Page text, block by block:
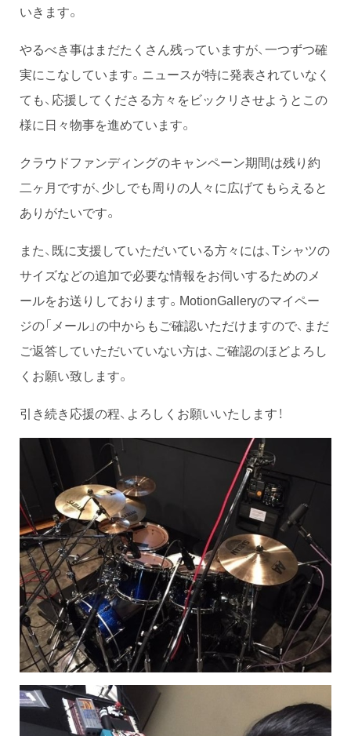
いきます。
やるべき事はまだたくさん残っていますが、一つずつ確
実にこなしています。ニュースが特に発表されていなく
ても、応援してくださる方々をビックリさせようとこの
様に日々物事を進めています。
クラウドファンディングのキャンペーン期間は残り約
二ヶ月ですが、少しでも周りの人々に広げてもらえると
ありがたいです。
また、既に支援していただいている方々には、Tシャツの
サイズなどの追加で必要な情報をお伺いするためのメ
ールをお送りしております。MotionGalleryのマイペー
ジの「メール」の中からもご確認いただけますので、まだ
ご返答していただいていない方は、ご確認のほどよろし
くお願い致します。
引き続き応援の程、よろしくお願いいたします！